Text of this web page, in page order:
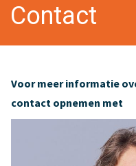
Contact
Voor meer informatie
contact opnemen met